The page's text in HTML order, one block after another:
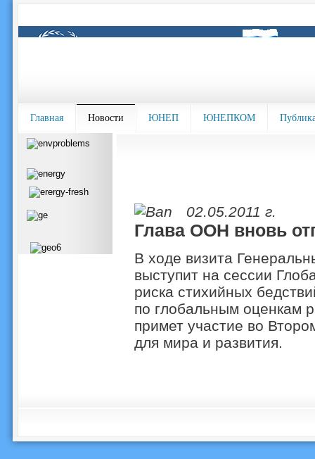
Главная Новости ЮНЕП ЮНЕПКОМ
02.05.2011 г.
Глава ООН вновь
В ходе визита
выступит на сессии
риска стихийных
по глобальным оценкам
примет участие во
для мира и развития.